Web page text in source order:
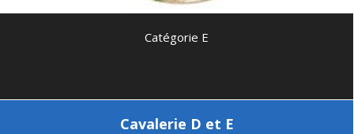
Catégorie E
Cavalerie D et E